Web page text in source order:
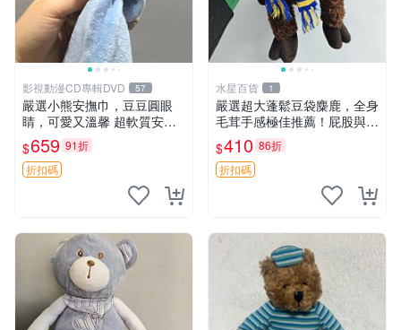
影視動漫CD專輯DVD 57
嚴選小熊安撫巾，豆豆圓眼
睛，可愛又溫馨 超軟質安撫
巾，豆豆設計，哄睡好幫手
約克豆豆眼安撫巾 數碼豆豆
眼
$659 91折
折扣碼
水星百貨 1
嚴選超大蓬鬆豆袋麋鹿，全身
毛茸手感極佳推薦！屁股與四
肢填充均勻，適合收藏與孩童
共賞。 麋鹿 豆袋 毛茸玩具
$410 86折
折扣碼